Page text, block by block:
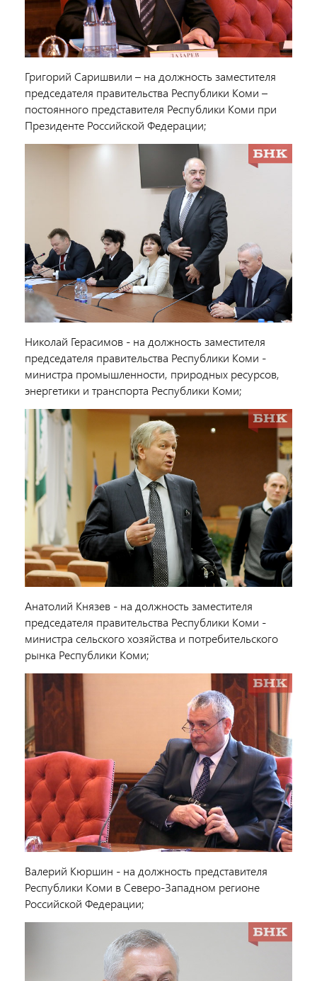
Григорий Саришвили – на должность заместителя
председателя правительства Республики Коми –
постоянного представителя Республики Коми при
Президенте Российской Федерации;
Николай Герасимов - на должность заместителя
председателя правительства Республики Коми -
министра промышленности, природных ресурсов,
энергетики и транспорта Республики Коми;
Анатолий Князев - на должность заместителя
председателя правительства Республики Коми -
министра сельского хозяйства и потребительского
рынка Республики Коми;
Валерий Кюршин - на должность представителя
Республики Коми в Северо-Западном регионе
Российской Федерации;